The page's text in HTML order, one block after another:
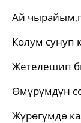
Ай
Колум сунуп
Жетелешип
Өмүрүмдүн
Жүрөгүмдө